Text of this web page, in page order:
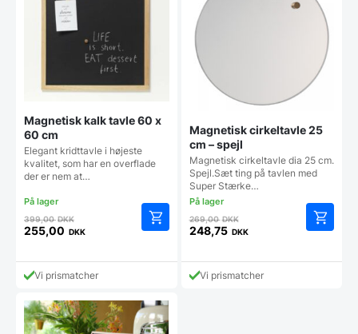
Magnetisk kalk tavle 60 x
60 cm
Elegant kridttavle i højeste
kvalitet, som har en overflade
der er nem at…
399,00DKKDen
oprindelige
var:
399,00 DKK.
255,00 DKK
aktuelle
pris
255,00 DKK.
Vi prismatcher
Magnetisk cirkeltavle 25
cm – spejl
Magnetisk cirkeltavle dia 25 cm.
Spejl.Sæt ting på tavlen med
Super Stærke…
269,00DKKDen
oprindelige
var:
269,00 DKK.
248,75 DKK
aktuelle
prisVi prismatcher